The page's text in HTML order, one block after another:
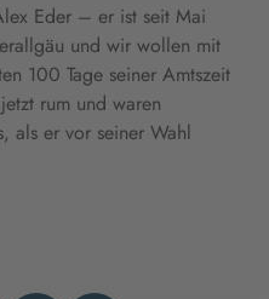
Eder – er ist seit Mai
und wir wollen mit
100 Tage seiner Amtszeit
rum und waren
als er vor seiner Wahl